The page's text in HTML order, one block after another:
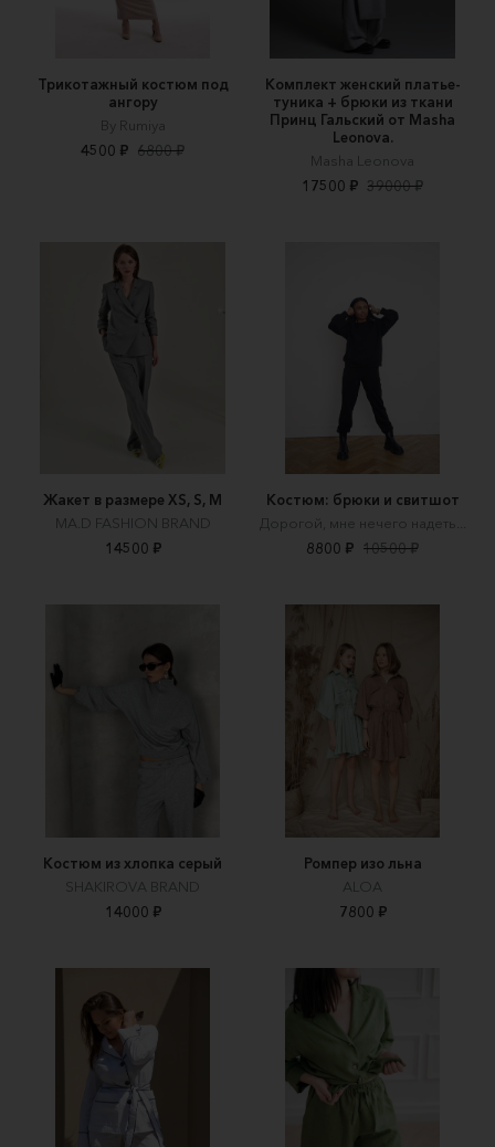
Трикотажный костюм под
ангору
By Rumiya
4500 ₽ 6800 ₽
Комплект женский платье-
туника + брюки из ткани
Принц Гальский от Masha
Leonova.
Masha Leonova
17500 ₽ 39000 ₽
Жакет в размере XS, S, M
MA.D FASHION BRAND
14500 ₽
Костюм: брюки и свитшот
Дорогой, мне нечего надеть...
8800 ₽ 10500 ₽
Костюм из хлопка серый
SHAKIROVA BRAND
14000 ₽
Ромпер изо льна
ALOA
7800 ₽